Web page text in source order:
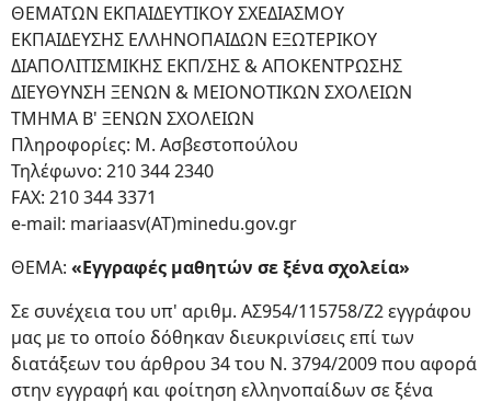
ΘΕΜΑΤΩΝ ΕΚΠΑΙΔΕΥΤΙΚΟΥ ΣΧΕΔΙΑΣΜΟΥ
ΕΚΠΑΙΔΕΥΣΗΣ ΕΛΛΗΝΟΠΑΙΔΩΝ ΕΞΩΤΕΡΙΚΟΥ
ΔΙΑΠΟΛΙΤΙΣΜΙΚΗΣ ΕΚΠ/ΣΗΣ & ΑΠΟΚΕΝΤΡΩΣΗΣ
ΔΙΕΥΘΥΝΣΗ ΞΕΝΩΝ & ΜΕΙΟΝΟΤΙΚΩΝ ΣΧΟΛΕΙΩΝ
ΤΜΗΜΑ Β' ΞΕΝΩΝ ΣΧΟΛΕΙΩΝ
Πληροφορίες: Μ. Ασβεστοπούλου
Τηλέφωνο: 210 344 2340
FAX: 210 344 3371
e-mail: mariaasv(AT)minedu.gov.gr
ΘΕΜΑ: «Εγγραφές μαθητών σε ξένα σχολεία»
Σε συνέχεια του υπ' αριθμ. ΑΣ954/115758/Ζ2 εγγράφου
μας με το οποίο δόθηκαν διευκρινίσεις επί των
διατάξεων του άρθρου 34 του Ν. 3794/2009 που αφορά
στην εγγραφή και φοίτηση ελληνοπαίδων σε ξένα